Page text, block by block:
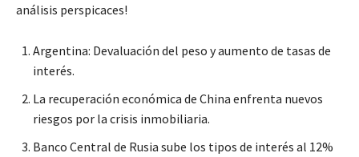
análisis perspicaces!
Argentina: Devaluación del peso y aumento de tasas de
interés.
La recuperación económica de China enfrenta nuevos
riesgos por la crisis inmobiliaria.
Banco Central de Rusia sube los tipos de interés al 12%